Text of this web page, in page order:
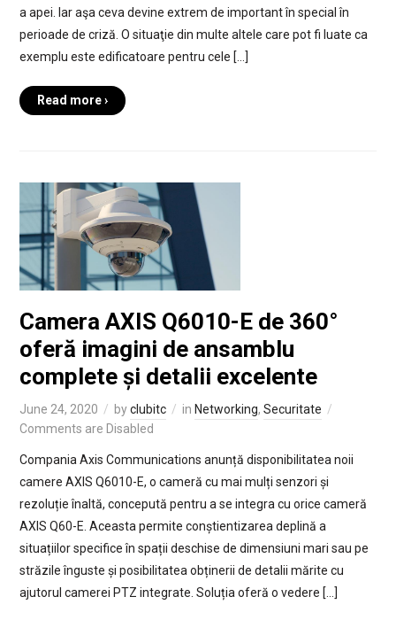
a apei. Iar aşa ceva devine extrem de important în special în
perioade de criză. O situaţie din multe altele care pot fi luate ca
exemplu este edificatoare pentru cele […]
Read more ›
Camera AXIS Q6010-E de 360°
oferă imagini de ansamblu
complete și detalii excelente
June 24, 2020 byclubitc in Networking, Securitate
Comments are Disabled
Compania Axis Communications anunță disponibilitatea noii
camere AXIS Q6010-E, o cameră cu mai mulți senzori și
rezoluție înaltă, concepută pentru a se integra cu orice cameră
AXIS Q60-E. Aceasta permite conștientizarea deplină a
situațiilor specifice în spații deschise de dimensiuni mari sau pe
străzile înguste și posibilitatea obținerii de detalii mărite cu
ajutorul camerei PTZ integrate. Soluția oferă o vedere […]